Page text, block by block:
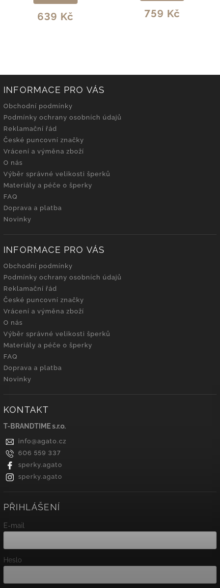
639 Kč 759 Kč
INFORMACE PRO VÁS
Obchodní podmínky
Podmínky ochrany osobních údajů
Reklamační řád
České puncovní značky
Vrácení a výměna zboží
O nás
Výběr správné velikosti šperků
Materiály a péče o šperky
FAQ
Doprava a platba
Novinky
INFORMACE PRO VÁS
Obchodní podmínky
Podmínky ochrany osobních údajů
Reklamační řád
České puncovní značky
Vrácení a výměna zboží
O nás
Výběr správné velikosti šperků
Materiály a péče o šperky
FAQ
Doprava a platba
Novinky
KONTAKT
T-BRANDTIME s.r.o.
info@agato.cz
606 559 337
sperky.agato
sperky.agato
PŘIHLÁŠENÍ
E-mail
Heslo